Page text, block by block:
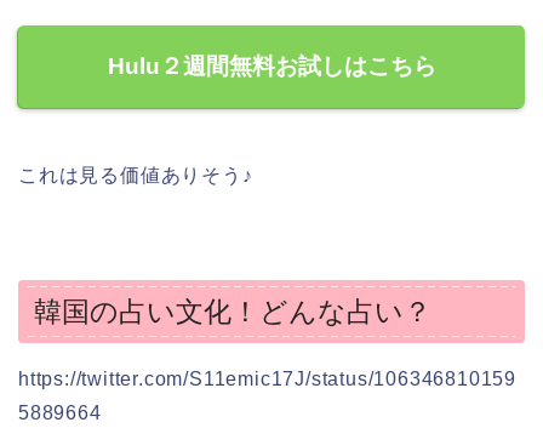
Hulu２週間無料お試しはこちら
これは見る価値ありそう♪
韓国の占い文化！どんな占い？
https://twitter.com/S11emic17J/status/106346810159
5889664